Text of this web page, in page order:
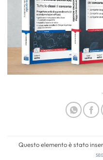
Questo elemento è stato